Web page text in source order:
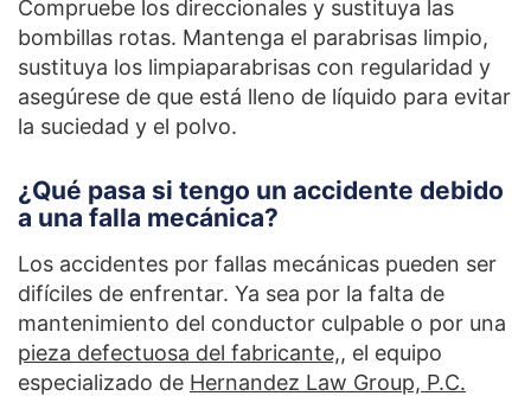
Compruebe los direccionales y sustituya las
bombillas rotas. Mantenga el parabrisas limpio,
sustituya los limpiaparabrisas con regularidad y
asegúrese de que está lleno de líquido para evitar
la suciedad y el polvo.
¿Qué pasa si tengo un accidente debido
a una falla mecánica?
Los accidentes por fallas mecánicas pueden ser
difíciles de enfrentar. Ya sea por la falta de
mantenimiento del conductor culpable o por una
pieza defectuosa del fabricante,, el equipo
especializado de Hernandez Law Group, P.C.